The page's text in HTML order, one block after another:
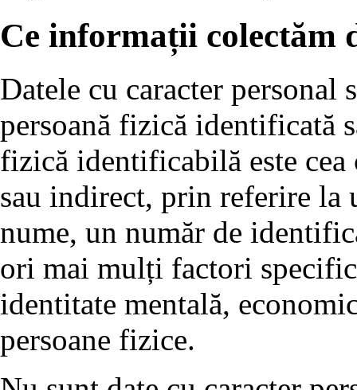
Ce informații colectăm
Datele cu caracter
persoană fizică identificată
fizică identificabilă este
sau indirect, prin referire
nume, un număr de
ori mai mulți factori
identitate mentală,
persoane fizice.